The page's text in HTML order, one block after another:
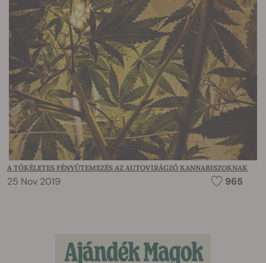
A TÖKÉLETES FÉNYÜTEMEZÉS AZ AUTOVIRÁGZÓ KANNABISZOKNAK
25 Nov 2019 965